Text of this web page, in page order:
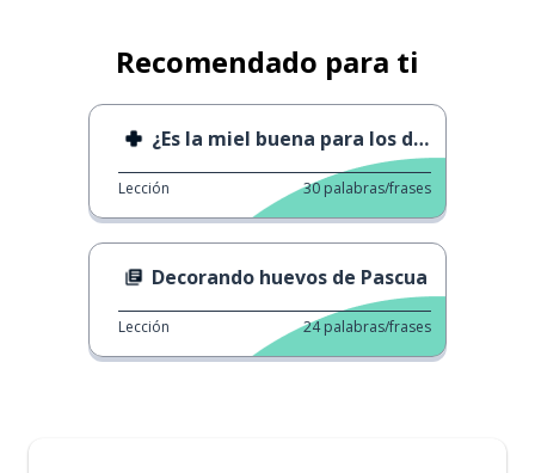
Recomendado para ti
¿Es la miel buena para los dientes?
Lección 30 palabras/frases
Decorando huevos de Pascua
Lección 24 palabras/frases